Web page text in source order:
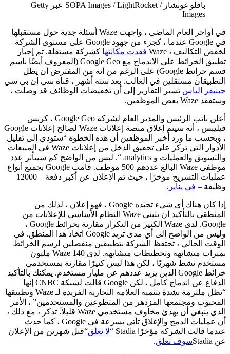
بافلو غونشار / SOPA Images / LightRocket عبر Getty
Images
في أواخر العام الماضي ، واجهت Waze أسئلة جدية حول مستقبلها
في Google عندما ، كجزء من جهود Google على مستوى الشركة
لخفض التكاليف ، Waze
فقدت مكانتها كشركة مستقلة. تم إجبار
تطبيق الخرائط على الاندماج مع Google Geo (المعروف أيضًا باسم
قسم خرائط Google) على الرغم من أنه من المفترض أن يظل
التطبيقان مستقلين في الغالب. بعد ستة أشهر ، قناة سي إن بي سي
جينيفر الياس تشير التقارير إلى أن تخفيضات الوظائف قد وصلت ،
وستفقد Waze بعض الموظفين.
أعلن نائب الرئيس والمدير العام لشركة Google Geo ، كريس
فيليبس ، أنه سيتم إغلاق منصة إعلانات Waze لصالح إعلانات Google
، وبحسب ما ورد أخبر الموظفين أن هذه الخطوة “ستؤدي إلى تقليل
الأدوار التي تركز على تحقيق الدخل من إعلانات Waze في المبيعات
والتسويق والعمليات و analytics “. ليس من الواضح كم سيتأثر عدد
موظفي Waze البالغ عددهم 500 موظف. قامت Google بجميع أنواع
عمليات التسريح مؤخرًا ، حيث تم الإعلان عن أكبر دفعة – 12000
وظيفة – في يناير .
إذا كان هناك أي شيء تجيده Google ، فهو إعلان ، لذلك من
المنطقي بالتأكيد أن يتبنى Waze النظام الأساسي للإعلانات من
Google. لدى Waze الكثير من التكرار مقارنة بخرائط Google ،
وليس من الواضح إلى أي مدى تريد Google اتخاذ هذا المنطق. في
الوقت الحالي ، تحتفظ الشركة بتطبيقين منفصلين لرسم الخرائط
بميزات متشابهة وتخطيطات متشابهة. لدى Waze 140 مليون
مستخدم نشط شهريًا ، لكن هذا ليس كثيرًا مقارنة بمستخدمي
خرائط Google الذين يزيد عددهم عن مليار مستخدم. يمكنك بالتأكيد
الدفاع عن اندماج كامل ، لكن Google قالت لشبكة CNBC إنها
“تظل ملتزمة بشدة بتنمية العلامة التجارية الفريدة لـ Waze وتطبيقها
المحبوب ومجتمعها المزدهر من المتطوعين والمستخدمين” ، الأمر
الذي ينبغي أن يهدئ مخاوف مستخدمي Waze قليلاً. تذكر ، مع ذلك ،
أن عمليات الدمج والإغلاق تأتي بسرعة في Google ، كما حدث
عندما قالت الشركة مؤخرًا Stadia “
لا تغلق“قبل شهرين من الإعلان
عن Stadia
سوف تغلق.